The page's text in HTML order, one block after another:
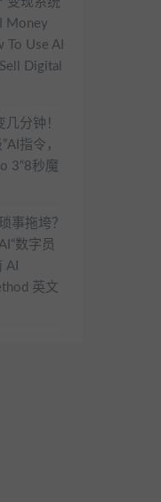
Money
To Use AI
Digital
分钟！
指令，
3“8秒魔
事拖垮？
数字员
AI
英文